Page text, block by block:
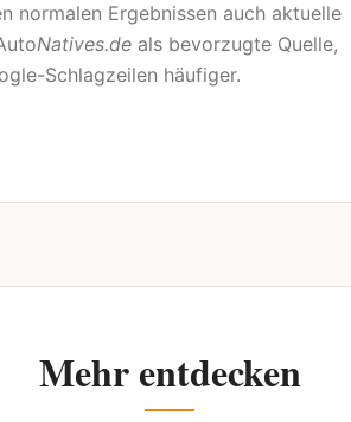
normalen Ergebnissen auch aktuelle
Natives.de als bevorzugte Quelle,
Schlagzeilen häufiger.
Mehr entdecken